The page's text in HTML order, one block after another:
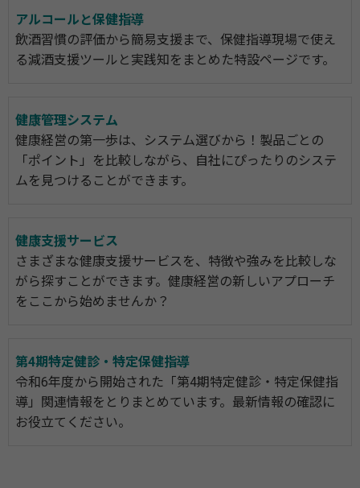
アルコールと保健指導
飲酒習慣の評価から簡易支援まで、保健指導現場で使え
る減酒支援ツールと実践知をまとめた特設ページです。
健康管理システム
健康経営の第一歩は、システム選びから！製品ごとの
「ポイント」を比較しながら、自社にぴったりのシステ
ムを見つけることができます。
健康支援サービス
さまざまな健康支援サービスを、特徴や強みを比較しな
がら探すことができます。健康経営の新しいアプローチ
をここから始めませんか？
第4期特定健診・特定保健指導
令和6年度から開始された「第4期特定健診・特定保健指
導」関連情報をとりまとめています。最新情報の確認に
お役立てください。